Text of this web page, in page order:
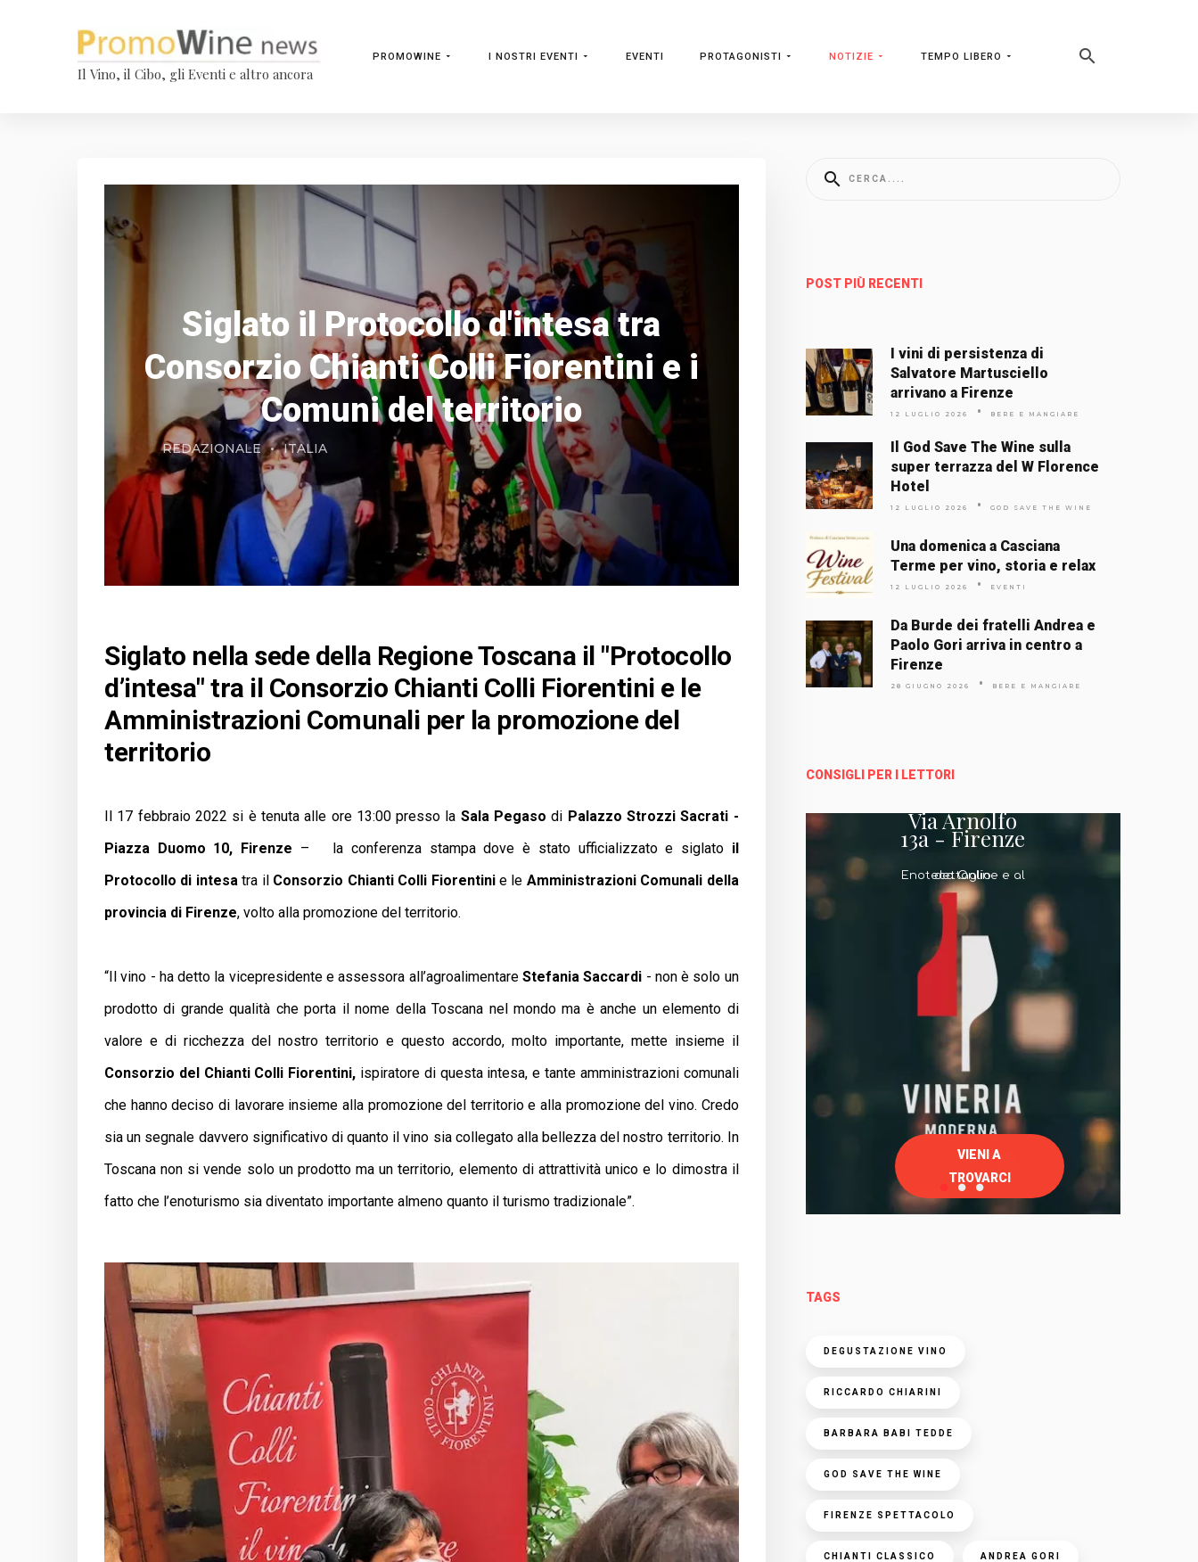
Il Vino, il Cibo, gli Eventi e altro ancora
PROMOWINE I NOSTRI EVENTI EVENTI PROTAGONISTI NOTIZIE TEMPO LIBERO
Siglato il Protocollo d'intesa tra
Consorzio Chianti Colli Fiorentini e i
Comuni del territorio
REDAZIONALE ITALIA
Siglato nella sede della Regione Toscana il "Protocollo
d’intesa" tra il Consorzio Chianti Colli Fiorentini e le
Amministrazioni Comunali per la promozione del
territorio
Il 17 febbraio 2022 si è tenuta alle ore 13:00 presso la Sala Pegasodi Palazzo Strozzi Sacrati -
Piazza Duomo 10, Firenze – la conferenza stampa dove è stato ufficializzato e siglato il
Protocollo di intesatra il Consorzio Chianti Colli Fiorentinie le Amministrazioni Comunali della
provincia di Firenze, volto alla promozione del territorio.
“Il vino - ha detto la vicepresidente e assessora all’agroalimentare Stefania Saccardi - non è solo un
prodotto di grande qualità che porta il nome della Toscana nel mondo ma è anche un elemento di
valore e di ricchezza del nostro territorio e questo accordo, molto importante, mette insieme il
Consorzio del Chianti Colli Fiorentini, ispiratore di questa intesa, e tante amministrazioni comunali
che hanno deciso di lavorare insieme alla promozione del territorio e alla promozione del vino. Credo
sia un segnale davvero significativo di quanto il vino sia collegato alla bellezza del nostro territorio. In
Toscana non si vende solo un prodotto ma un territorio, elemento di attrattività unico e lo dimostra il
fatto che l’enoturismo sia diventato importante almeno quanto il turismo tradizionale”.
POST PIÙ RECENTI
I vini di persistenza di
Salvatore Martusciello
arrivano a Firenze
12 LUGLIO 2026 BERE E MANGIARE
Il God Save The Wine sulla
super terrazza del W Florence
Hotel
12 LUGLIO 2026 GOD SAVE THE WINE
Una domenica a Casciana
Terme per vino, storia e relax
12 LUGLIO 2026 EVENTI
Da Burde dei fratelli Andrea e
Paolo Gori arriva in centro a
Firenze
28 GIUGNO 2026 BERE E MANGIARE
CONSIGLI PER I LETTORI
Via Arnolfo
13a - Firenze
Enoteca Online e al dettaglio
VIENI A
TROVARCI
TAGS
DEGUSTAZIONE VINO
RICCARDO CHIARINI
BARBARA BABI TEDDE
GOD SAVE THE WINE
FIRENZE SPETTACOLO
CHIANTI CLASSICO ANDREA GORI